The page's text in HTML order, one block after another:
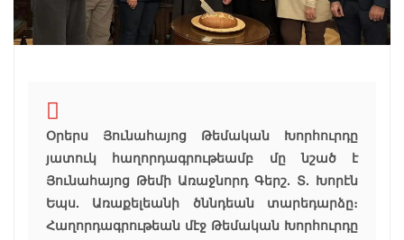
Օրերս Յունահայոց Թեմական Խորհուրդը
յատուկ հաղորդագրութեամբ մը նշած է
Յունահայոց Թեմի Առաջնորդ Գերշ. Տ. Խորէն
Եպս. Առաքելեանի ծննդեան տարեդարձը։
Հաղորդագրութեան մէջ Թեմական Խորհուրդը